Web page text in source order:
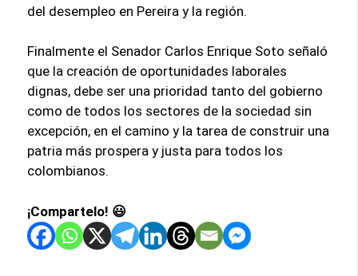
del desempleo en Pereira y la región.
Finalmente el Senador Carlos Enrique Soto señaló
que la creación de oportunidades laborales
dignas, debe ser una prioridad tanto del gobierno
como de todos los sectores de la sociedad sin
excepción, en el camino y la tarea de construir una
patria más prospera y justa para todos los
colombianos.
¡Compartelo! 😃